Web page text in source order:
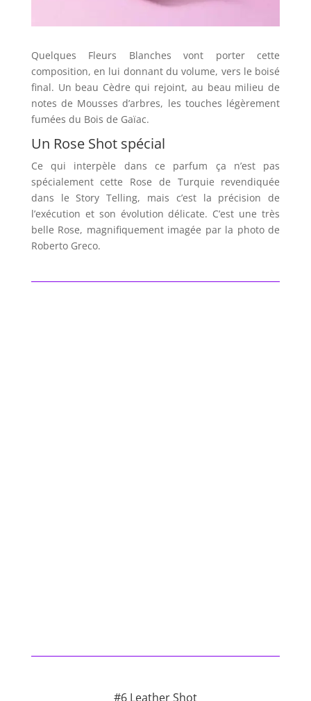
Quelques Fleurs Blanches vont porter cette
composition, en lui donnant du volume, vers le boisé
final. Un beau Cèdre qui rejoint, au beau milieu de
notes de Mousses d’arbres, les touches légèrement
fumées du Bois de Gaïac.
Un Rose Shot spécial
Ce qui interpèle dans ce parfum ça n’est pas
spécialement cette Rose de Turquie revendiquée
dans le Story Telling, mais c’est la précision de
l’exécution et son évolution délicate. C’est une très
belle Rose, magnifiquement imagée par la photo de
Roberto Greco.
#6 Leather Shot